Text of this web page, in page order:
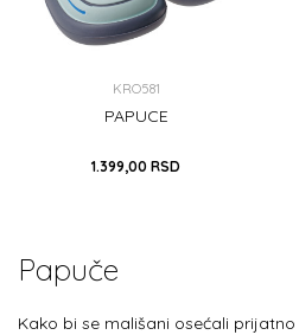
KRO581
PAPUCE
1.399,00 RSD
DODAJ U KORPU
Papuče
Kako bi se mališani osećali